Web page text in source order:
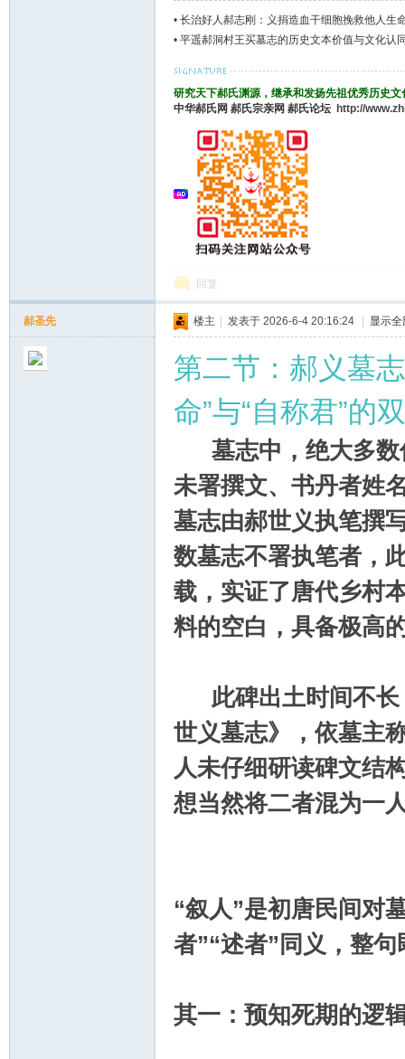
• 长治好人郝志刚：义捐造血干细胞挽救他人生
• 平遥郝洞村王买墓志的历史文本价值与文化认
研究天下郝氏渊源，继承和发扬先祖优秀历史
中华郝氏网 郝氏宗亲网 郝氏论坛 http://
回复
郝圣先 楼主 发表于 2026-6-4 20:16:24 显示
第二节：郝义墓
命”与“自称君”的
墓志中，绝大多数
未署撰文、书丹者姓
墓志由郝世义执笔撰
数墓志不署执笔者，
载，实证了唐代乡村
料的空白，具备极高
此碑出土时间不长
世义墓志》，依墓主
人未仔细研读碑文结
想当然将二者混为一
“叙人”是初唐民间对
者”“述者”同义，整
其一：预知死期的逻